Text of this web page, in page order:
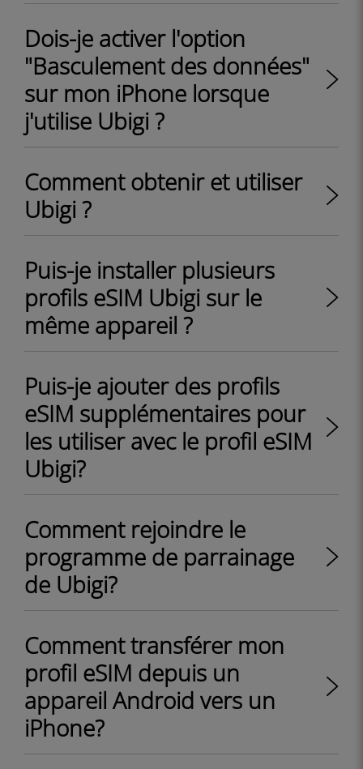
Dois-je activer l'option
"Basculement des données"
sur mon iPhone lorsque
j'utilise Ubigi ?
Comment obtenir et utiliser
Ubigi ?
Puis-je installer plusieurs
profils eSIM Ubigi sur le
même appareil ?
Puis-je ajouter des profils
eSIM supplémentaires pour
les utiliser avec le profil eSIM
Ubigi?
Comment rejoindre le
programme de parrainage
de Ubigi?
Comment transférer mon
profil eSIM depuis un
appareil Android vers un
iPhone?